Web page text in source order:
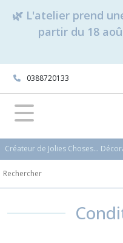
🌿 L'atelier prend
partir du 18
0388720133
Créateur de Jolies Choses...